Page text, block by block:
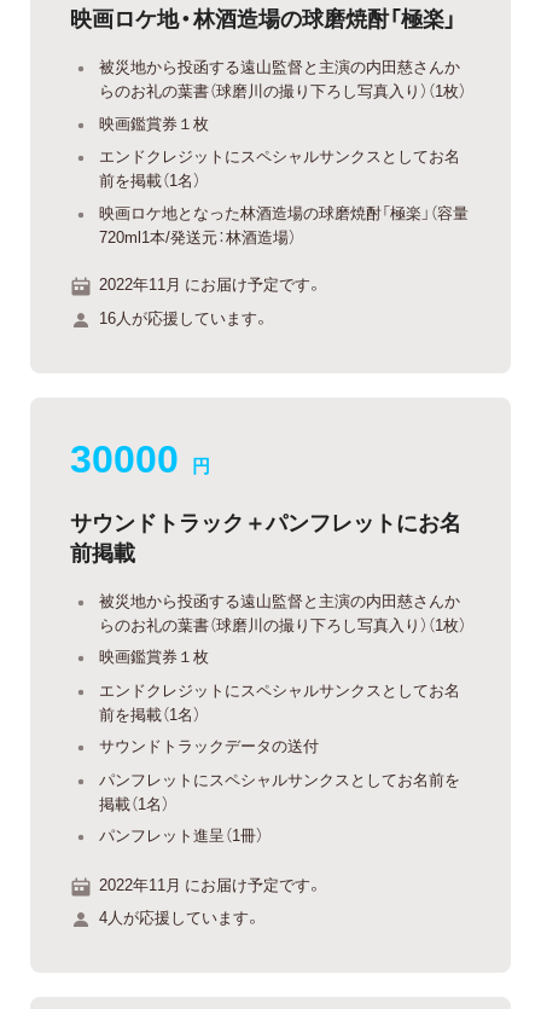
映画ロケ地・林酒造場の球磨焼酎「極楽」
被災地から投函する遠山監督と主演の内田慈さんか
らのお礼の葉書（球磨川の撮り下ろし写真入り）（1枚）
映画鑑賞券１枚
エンドクレジットにスペシャルサンクスとしてお名
前を掲載（1名）
映画ロケ地となった林酒造場の球磨焼酎「極楽」（容量
720ml1本/発送元：林酒造場）
2022年11月 にお届け予定です。
16人が応援しています。
30000 円
サウンドトラック＋パンフレットにお名
前掲載
被災地から投函する遠山監督と主演の内田慈さんか
らのお礼の葉書（球磨川の撮り下ろし写真入り）（1枚）
映画鑑賞券１枚
エンドクレジットにスペシャルサンクスとしてお名
前を掲載（1名）
サウンドトラックデータの送付
パンフレットにスペシャルサンクスとしてお名前を
掲載（1名）
パンフレット進呈（1冊）
2022年11月 にお届け予定です。
4人が応援しています。